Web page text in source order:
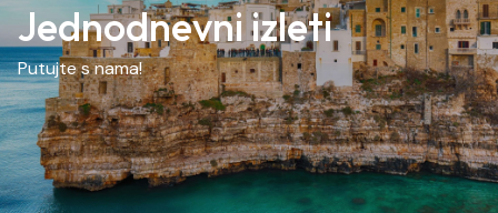
Jednodnevni izleti
Putujte s nama!